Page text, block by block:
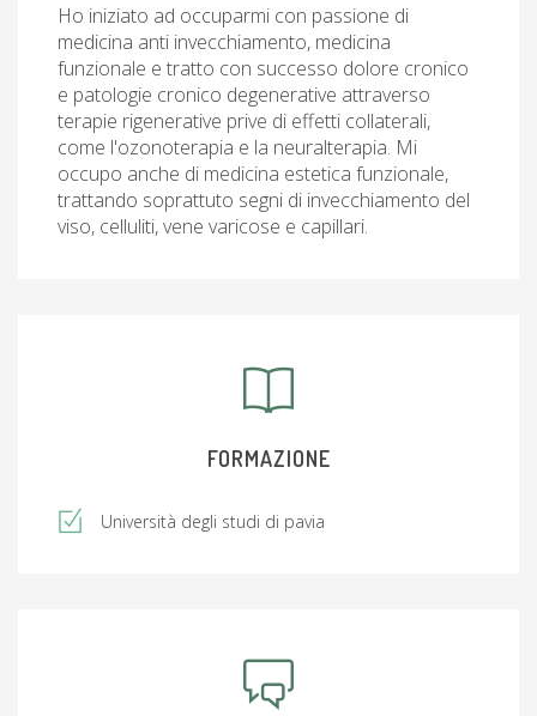
Ho iniziato ad occuparmi con passione di
medicina anti invecchiamento, medicina
funzionale e tratto con successo dolore cronico
e patologie cronico degenerative attraverso
terapie rigenerative prive di effetti collaterali,
come l'ozonoterapia e la neuralterapia. Mi
occupo anche di medicina estetica funzionale,
trattando soprattuto segni di invecchiamento del
viso, celluliti, vene varicose e capillari.
FORMAZIONE
Università degli studi di pavia